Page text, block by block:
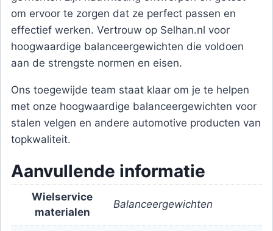
om ervoor te zorgen dat ze perfect passen en
effectief werken. Vertrouw op Selhan.nl voor
hoogwaardige balanceergewichten die voldoen
aan de strengste normen en eisen.
Ons toegewijde team staat klaar om je te helpen
met onze hoogwaardige balanceergewichten voor
stalen velgen en andere automotive producten van
topkwaliteit.
Aanvullende informatie
Wielservice
materialen
Balanceergewichten